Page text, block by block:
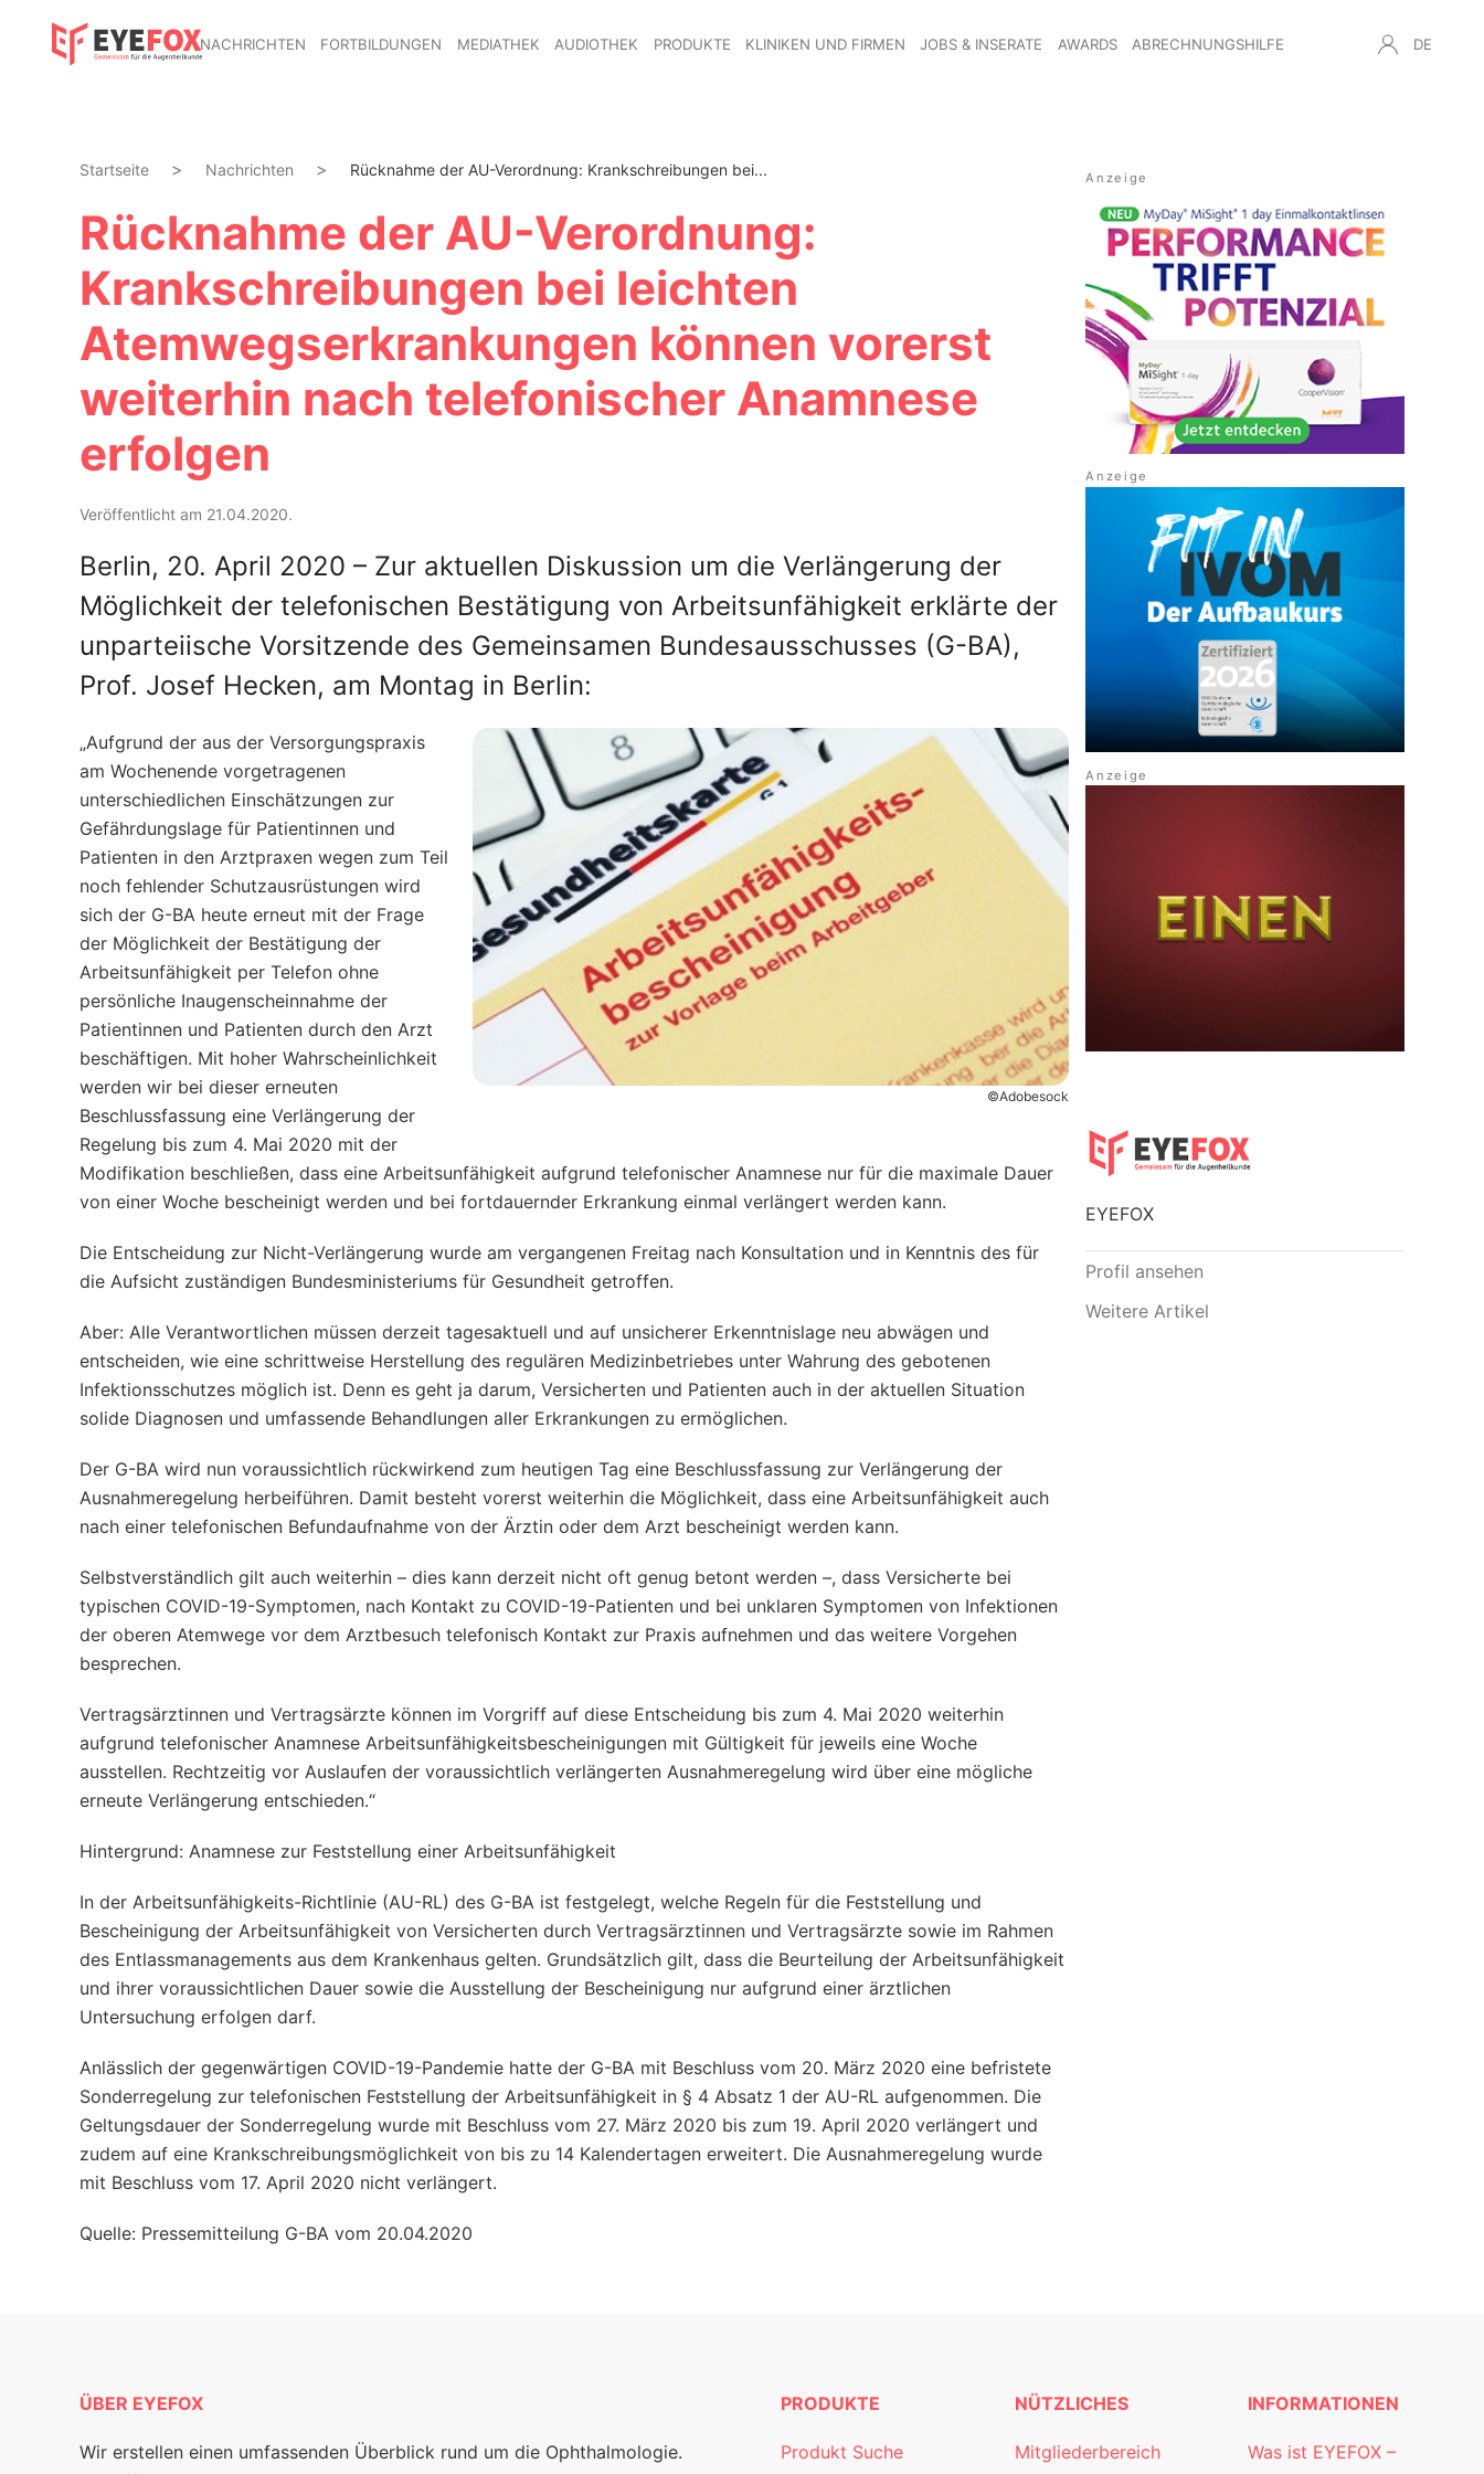
NACHRICHTEN FORTBILDUNGEN MEDIATHEK AUDIOTHEK PRODUKTE KLINIKEN UND FIRMEN JOBS & INSERATE AWARDS ABRECHNUNGSHILFE DE
Startseite Nachrichten Rücknahme der AU-Verordnung: Krankschreibungen bei...
Rücknahme der AU-Verordnung:
Krankschreibungen bei leichten
Atemwegserkrankungen können vorerst
weiterhin nach telefonischer Anamnese
erfolgen
Veröffentlicht am 21.04.2020.
Berlin, 20. April 2020 – Zur aktuellen Diskussion um die Verlängerung der
Möglichkeit der telefonischen Bestätigung von Arbeitsunfähigkeit erklärte der
unparteiische Vorsitzende des Gemeinsamen Bundesausschusses (G-BA),
Prof. Josef Hecken, am Montag in Berlin:
©Adobesock
„Aufgrund der aus der Versorgungspraxis
am Wochenende vorgetragenen
unterschiedlichen Einschätzungen zur
Gefährdungslage für Patientinnen und
Patienten in den Arztpraxen wegen zum Teil
noch fehlender Schutzausrüstungen wird
sich der G-BA heute erneut mit der Frage
der Möglichkeit der Bestätigung der
Arbeitsunfähigkeit per Telefon ohne
persönliche Inaugenscheinnahme der
Patientinnen und Patienten durch den Arzt
beschäftigen. Mit hoher Wahrscheinlichkeit
werden wir bei dieser erneuten
Beschlussfassung eine Verlängerung der
Regelung bis zum 4. Mai 2020 mit der
Modifikation beschließen, dass eine Arbeitsunfähigkeit aufgrund telefonischer Anamnese nur für die maximale Dauer
von einer Woche bescheinigt werden und bei fortdauernder Erkrankung einmal verlängert werden kann.
Die Entscheidung zur Nicht-​Verlängerung wurde am vergangenen Freitag nach Konsultation und in Kenntnis des für
die Aufsicht zuständigen Bundesministeriums für Gesundheit getroffen.
Aber: Alle Verantwortlichen müssen derzeit tagesaktuell und auf unsicherer Erkenntnislage neu abwägen und
entscheiden, wie eine schrittweise Herstellung des regulären Medizinbetriebes unter Wahrung des gebotenen
Infektionsschutzes möglich ist. Denn es geht ja darum, Versicherten und Patienten auch in der aktuellen Situation
solide Diagnosen und umfassende Behandlungen aller Erkrankungen zu ermöglichen.
Der G-BA wird nun voraussichtlich rückwirkend zum heutigen Tag eine Beschlussfassung zur Verlängerung der
Ausnahmeregelung herbeiführen. Damit besteht vorerst weiterhin die Möglichkeit, dass eine Arbeitsunfähigkeit auch
nach einer telefonischen Befundaufnahme von der Ärztin oder dem Arzt bescheinigt werden kann.
Selbstverständlich gilt auch weiterhin – dies kann derzeit nicht oft genug betont werden –, dass Versicherte bei
typischen COVID-​19-Symptomen, nach Kontakt zu COVID-​19-Patienten und bei unklaren Symptomen von Infektionen
der oberen Atemwege vor dem Arztbesuch telefonisch Kontakt zur Praxis aufnehmen und das weitere Vorgehen
besprechen.
Vertragsärztinnen und Vertragsärzte können im Vorgriff auf diese Entscheidung bis zum 4. Mai 2020 weiterhin
aufgrund telefonischer Anamnese Arbeitsunfähigkeitsbescheinigungen mit Gültigkeit für jeweils eine Woche
ausstellen. Rechtzeitig vor Auslaufen der voraussichtlich verlängerten Ausnahmeregelung wird über eine mögliche
erneute Verlängerung entschieden.“
Hintergrund: Anamnese zur Feststellung einer Arbeitsunfähigkeit
In der Arbeitsunfähigkeits-​Richtlinie (AU-RL) des G-BA ist festgelegt, welche Regeln für die Feststellung und
Bescheinigung der Arbeitsunfähigkeit von Versicherten durch Vertragsärztinnen und Vertragsärzte sowie im Rahmen
des Entlassmanagements aus dem Krankenhaus gelten. Grundsätzlich gilt, dass die Beurteilung der Arbeitsunfähigkeit
und ihrer voraussichtlichen Dauer sowie die Ausstellung der Bescheinigung nur aufgrund einer ärztlichen
Untersuchung erfolgen darf.
Anlässlich der gegenwärtigen COVID-​19-Pandemie hatte der G-BA mit Beschluss vom 20. März 2020 eine befristete
Sonderregelung zur telefonischen Feststellung der Arbeitsunfähigkeit in § 4 Absatz 1 der AU-RL aufgenommen. Die
Geltungsdauer der Sonderregelung wurde mit Beschluss vom 27. März 2020 bis zum 19. April 2020 verlängert und
zudem auf eine Krankschreibungsmöglichkeit von bis zu 14 Kalendertagen erweitert. Die Ausnahmeregelung wurde
mit Beschluss vom 17. April 2020 nicht verlängert.
Quelle: Pressemitteilung G-BA vom 20.04.2020
EYEFOX
Profil ansehen
Weitere Artikel
ÜBER EYEFOX
Wir erstellen einen umfassenden Überblick rund um die Ophthalmologie.
PRODUKTE
Produkt Suche
NÜTZLICHES
Mitgliederbereich
INFORMATIONEN
Was ist EYEFOX –